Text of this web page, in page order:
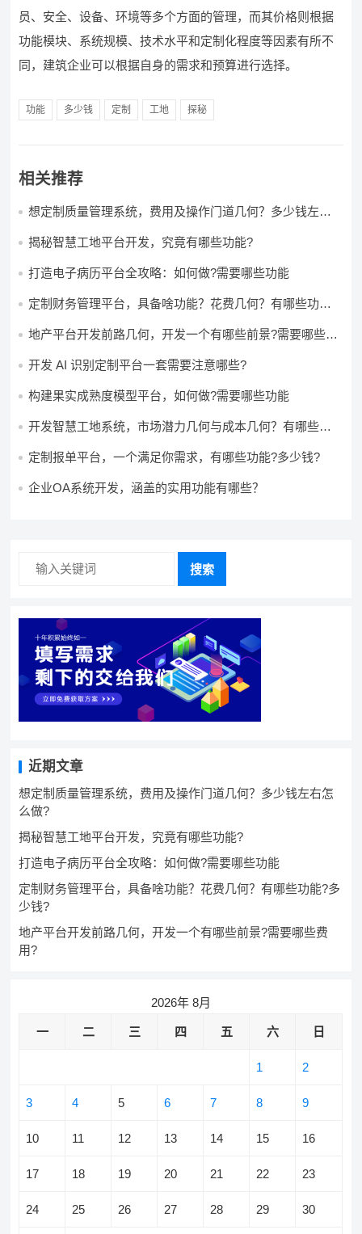
员、安全、设备、环境等多个方面的管理，而其价格则根据
功能模块、系统规模、技术水平和定制化程度等因素有所不
同，建筑企业可以根据自身的需求和预算进行选择。
功能 多少钱 定制 工地 探秘
相关推荐
想定制质量管理系统，费用及操作门道几何？多少钱左右
揭秘智慧工地平台开发，究竟有哪些功能?
打造电子病历平台全攻略：如何做?需要哪些功能
定制财务管理平台，具备啥功能？花费几何？有哪些功能?
地产平台开发前路几何，开发一个有哪些前景?需要哪些费
开发 AI 识别定制平台一套需要注意哪些?
构建果实成熟度模型平台，如何做?需要哪些功能
开发智慧工地系统，市场潜力几何与成本几何？有哪些前
定制报单平台，一个满足你需求，有哪些功能?多少钱?
企业OA系统开发，涵盖的实用功能有哪些？
搜索
近期文章
想定制质量管理系统，费用及操作门道几何？多少钱左右怎
么做?
揭秘智慧工地平台开发，究竟有哪些功能?
打造电子病历平台全攻略：如何做?需要哪些功能
定制财务管理平台，具备啥功能？花费几何？有哪些功能?多
少钱?
地产平台开发前路几何，开发一个有哪些前景?需要哪些费
用?
2026年 8月
一 二 三 四 五 六 日
1 2
3 4 5 6 7 8 9
10 11 12 13 14 15 16
17 18 19 20 21 22 23
24 25 26 27 28 29 30